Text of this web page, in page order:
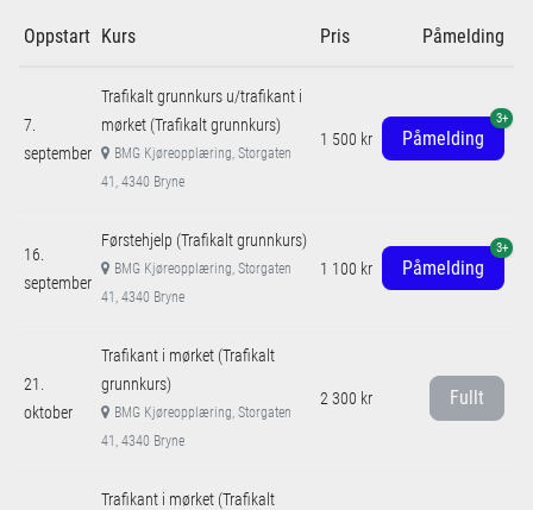
Oppstart Kurs Pris Påmelding
7.
september
Trafikalt grunnkurs u/trafikant i
mørket (Trafikalt grunnkurs)
BMG Kjøreopplæring, Storgaten
41, 4340 Bryne
1 500 kr Påmelding
3+
16.
september
Førstehjelp (Trafikalt grunnkurs)
BMG Kjøreopplæring, Storgaten
41, 4340 Bryne
1 100 kr Påmelding
3+
21.
oktober
Trafikant i mørket (Trafikalt
grunnkurs)
BMG Kjøreopplæring, Storgaten
41, 4340 Bryne
2 300 kr Fullt
Trafikant i mørket (Trafikalt